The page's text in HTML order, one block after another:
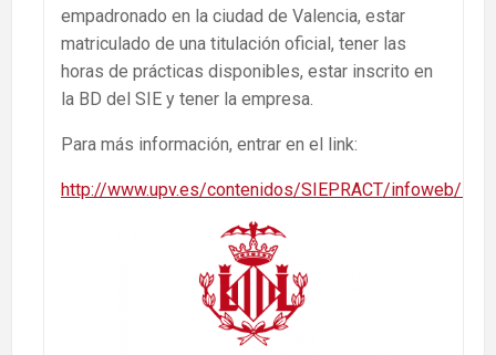
empadronado en la ciudad de Valencia, estar
matriculado de una titulación oficial, tener las
horas de prácticas disponibles, estar inscrito en
la BD del SIE y tener la empresa.
Para más información, entrar en el link:
http://www.upv.es/contenidos/SIEPRACT/infoweb/